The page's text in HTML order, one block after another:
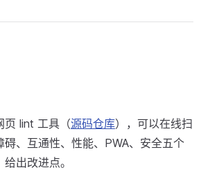
页 lint 工具（源码仓库），可以在线扫
碍、互通性、性能、PWA、安全五个
出改进点。